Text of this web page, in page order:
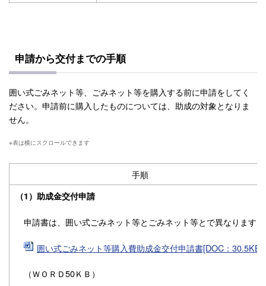
申請から交付までの手順
囲い式ごみネット等、ごみネット等を購入する前に申請をしてく
ださい。申請前に購入したものについては、助成の対象となりま
せん。
手順
（1）助成金交付申請
申請書は、囲い式ごみネット等とごみネット等とで異なります。
囲い式ごみネット等購入費助成金交付申請書[DOC：30.5KB]
（ＷＯＲＤ50ＫＢ）